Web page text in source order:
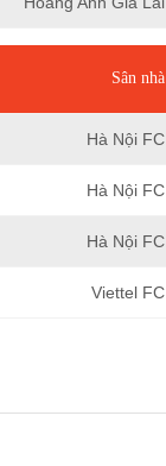
Sân nhà
Hà Nội FC
Hà Nội FC
Hà Nội FC
Viettel FC